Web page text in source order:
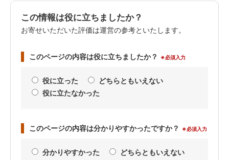
この情報は役に立ちましたか？
お寄せいただいた評価は運営の参考といたします。
このページの内容は役に立ちましたか？ ※必須入力
役に立った
どちらともいえない
役に立たなかった
このページの内容は分かりやすかったですか？ ※必須入力
分かりやすかった
どちらともいえない